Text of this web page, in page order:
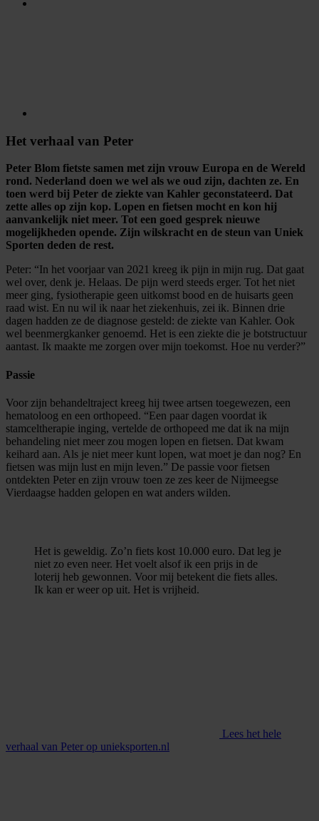
Het verhaal van Peter
Peter Blom fietste samen met zijn vrouw Europa en de Wereld
rond. Nederland doen we wel als we oud zijn, dachten ze. En
toen werd bij Peter de ziekte van Kahler geconstateerd. Dat
zette alles op zijn kop. Lopen en fietsen mocht en kon hij
aanvankelijk niet meer. Tot een goed gesprek nieuwe
mogelijkheden opende. Zijn wilskracht en de steun van Uniek
Sporten deden de rest.
Peter: “In het voorjaar van 2021 kreeg ik pijn in mijn rug. Dat gaat
wel over, denk je. Helaas. De pijn werd steeds erger. Tot het niet
meer ging, fysiotherapie geen uitkomst bood en de huisarts geen
raad wist. En nu wil ik naar het ziekenhuis, zei ik. Binnen drie
dagen hadden ze de diagnose gesteld: de ziekte van Kahler. Ook
wel beenmergkanker genoemd. Het is een ziekte die je botstructuur
aantast. Ik maakte me zorgen over mijn toekomst. Hoe nu verder?”
Passie
Voor zijn behandeltraject kreeg hij twee artsen toegewezen, een
hematoloog en een orthopeed. “Een paar dagen voordat ik
stamceltherapie inging, vertelde de orthopeed me dat ik na mijn
behandeling niet meer zou mogen lopen en fietsen. Dat kwam
keihard aan. Als je niet meer kunt lopen, wat moet je dan nog? En
fietsen was mijn lust en mijn leven.” De passie voor fietsen
ontdekten Peter en zijn vrouw toen ze zes keer de Nijmeegse
Vierdaagse hadden gelopen en wat anders wilden.
Het is geweldig. Zo’n fiets kost 10.000 euro. Dat leg je
niet zo even neer. Het voelt alsof ik een prijs in de
loterij heb gewonnen. Voor mij betekent die fiets alles.
Ik kan er weer op uit. Het is vrijheid.
Lees het hele
verhaal van Peter op unieksporten.nl